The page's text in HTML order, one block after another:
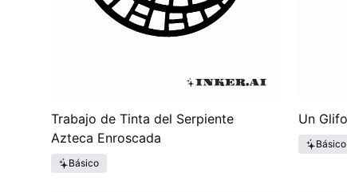
Trabajo de Tinta del Serpiente
Azteca Enroscada
Básico
Un
Básico